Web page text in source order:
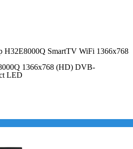
H32E8000Q SmartTV WiFi 1366x768
1366x768 (HD) DVB-
LED